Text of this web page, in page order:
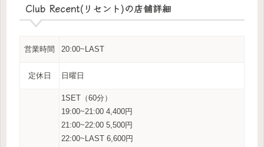
Club Recent(リセント)の店舗詳細
営業時間 20:00~LAST
定休日 日曜日
1SET（60分）
19:00~21:00 4,400円
21:00~22:00 5,500円
22:00~LAST 6,600円